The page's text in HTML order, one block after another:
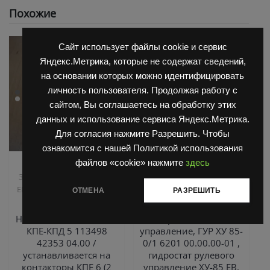
Сайт использует файлы cookie и сервис
Яндекс.Метрика, которые не содержат сведений,
на основании которых можно идентифицировать
личность пользователя. Продолжая работу с
сайтом, Вы соглашаетесь на обработку этих
данных и использование сервиса Яндекс.Метрика.
Для согласия нажмите Разрешить. Чтобы
ознакомится с нашей Политикой использования
файлов «cookie» нажмите здесь
ОТМЕНА РАЗРЕШИТЬ
Похожие
Запчасти Балканкар,
Запчасти ЕП 001 / ЕП 006 /
ЕП 011 / ЕС 301
,Погрузчик
Неподвижный контакт
КПЕ-КПД 5 113498
42353 04.00 /
устанавливается на
контакторы КПЕ 6 (2
Запчасти Балканкар
Погрузчик ДВ 1792, 1788,
1794, 1784, 1786,Погрузчик
ЕВ 735
управление, ГУР ХУ 85-
0/1 6201 00.00.00-01 ,
гидростат рулевого
управление ХУ-85 ЕВ,